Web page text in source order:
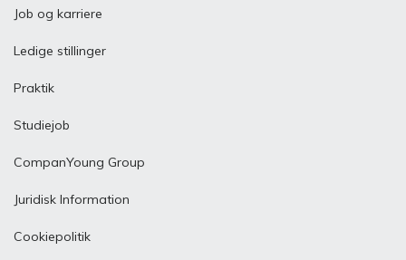
Job og karriere
Ledige stillinger
Praktik
Studiejob
CompanYoung Group
Juridisk Information
Cookiepolitik